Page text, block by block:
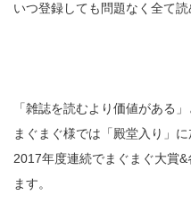
いつ登録しても問題なく全て
「雑誌を読むより価値がある
まぐまぐ様では「殿堂入り」
2017年度連続でまぐまぐ大賞
ます。